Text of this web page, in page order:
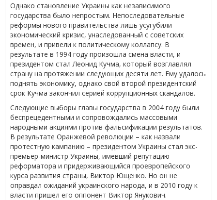
Однако становление Украины как независимого
государства было непростым. Непоследовательные
реформы нового правительства лишь усугубили
экономический кризис, унаследованный с советских
времен, и привели к политическому коллапсу. В
результате в 1994 году произошла смена власти, и
президентом стал Леонид Кучма, который возглавлял
страну на протяжении следующих десяти лет. Ему удалось
поднять экономику, однако свой второй президентский
срок Кучма закончил серией коррупционных скандалов.
Следующие выборы главы государства в 2004 году были
беспрецедентными и сопровождались массовыми
народными акциями против фальсификации результатов.
В результате Оранжевой революции – как назвали
протестную кампанию – президентом Украины стал экс-
премьер-министр Украины, имевший репутацию
реформатора и придерживающийся проевропейского
курса развития страны, Виктор Ющенко. Но он не
оправдал ожиданий украинского народа, и в 2010 году к
власти пришел его оппонент Виктор Янукович.